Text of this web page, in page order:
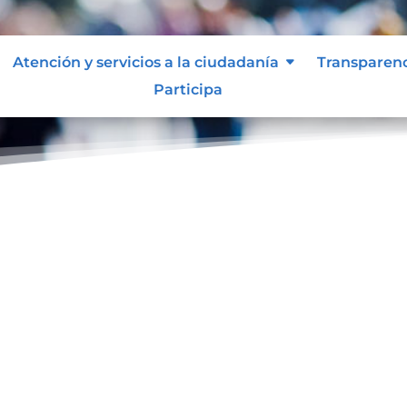
Atención y servicios a la ciudadanía
Participa